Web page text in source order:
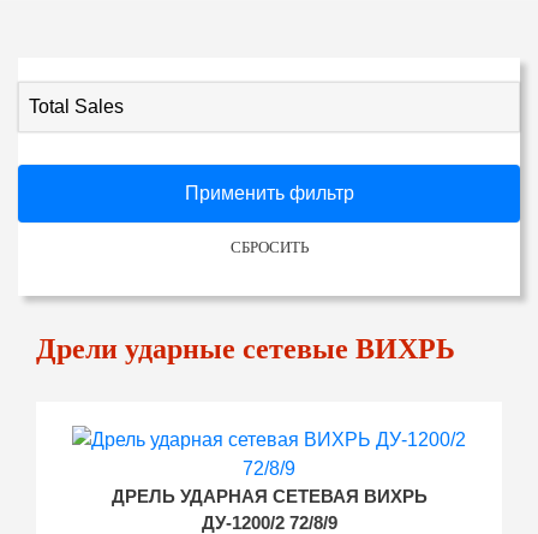
Total Sales
Применить фильтр
СБРОСИТЬ
Дрели ударные сетевые ВИХРЬ
ДРЕЛЬ УДАРНАЯ СЕТЕВАЯ ВИХРЬ
ДУ-1200/2 72/8/9